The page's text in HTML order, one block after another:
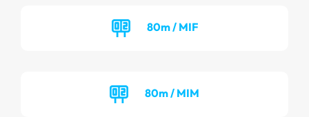
80m / MIF
80m / MIM